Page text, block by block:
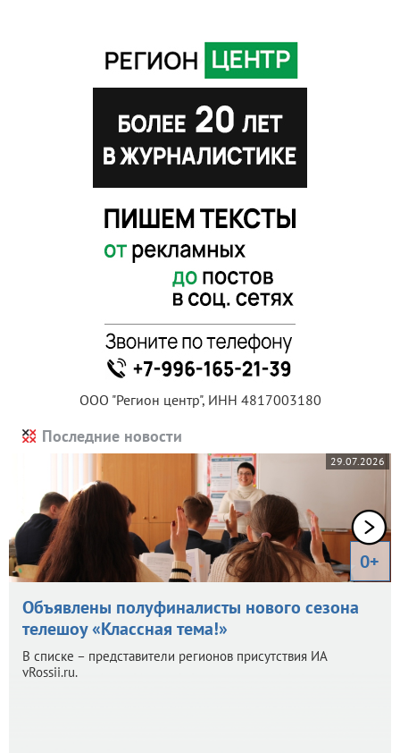
ООО "Регион центр", ИНН 4817003180
Последние новости
29.07.2026
0+
Объявлены полуфиналисты нового сезона
телешоу «Классная тема!»
В списке – представители регионов присутствия ИА
vRossii.ru.